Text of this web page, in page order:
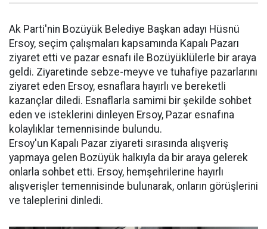
Ak Parti'nin Bozüyük Belediye Başkan adayı Hüsnü
Ersoy, seçim çalışmaları kapsamında Kapalı Pazarı
ziyaret etti ve pazar esnafı ile Bozüyüklülerle bir araya
geldi. Ziyaretinde sebze-meyve ve tuhafiye pazarlarını
ziyaret eden Ersoy, esnaflara hayırlı ve bereketli
kazançlar diledi. Esnaflarla samimi bir şekilde sohbet
eden ve isteklerini dinleyen Ersoy, Pazar esnafına
kolaylıklar temennisinde bulundu.
Ersoy'un Kapalı Pazar ziyareti sırasında alışveriş
yapmaya gelen Bozüyük halkıyla da bir araya gelerek
onlarla sohbet etti. Ersoy, hemşehrilerine hayırlı
alışverişler temennisinde bulunarak, onların görüşlerini
ve taleplerini dinledi.